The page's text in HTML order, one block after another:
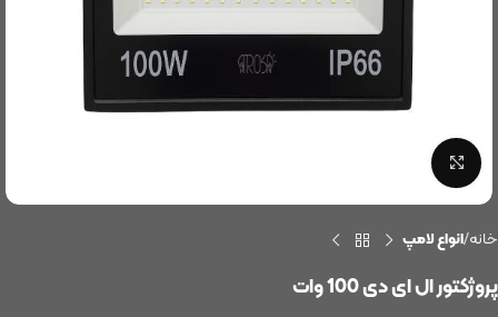
بزرگنمایی تصویر
خانه انواع لامپ
پروژکتور ال ای دی 100 وات